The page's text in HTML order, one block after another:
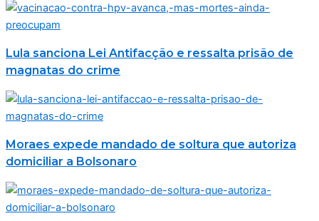
Lula sanciona Lei Antifacção e ressalta prisão de
magnatas do crime
Moraes expede mandado de soltura que autoriza
domiciliar a Bolsonaro